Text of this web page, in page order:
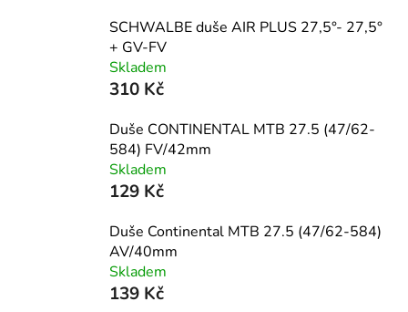
SCHWALBE duše AIR PLUS 27,5°- 27,5°
+ GV-FV
Skladem
310 Kč
Duše CONTINENTAL MTB 27.5 (47/62-
584) FV/42mm
Skladem
129 Kč
Duše Continental MTB 27.5 (47/62-584)
AV/40mm
Skladem
139 Kč